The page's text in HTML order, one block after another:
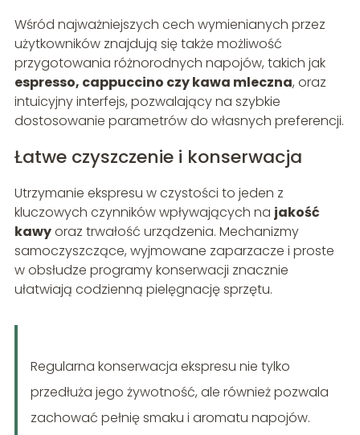
Wśród najważniejszych cech wymienianych przez
użytkowników znajdują się także możliwość
przygotowania różnorodnych napojów, takich jak
espresso, cappuccino czy kawa mleczna, oraz
intuicyjny interfejs, pozwalający na szybkie
dostosowanie parametrów do własnych preferencji.
Łatwe czyszczenie i konserwacja
Utrzymanie ekspresu w czystości to jeden z
kluczowych czynników wpływających na jakość
kawyoraz trwałość urządzenia. Mechanizmy
samoczyszczące, wyjmowane zaparzacze i proste
w obsłudze programy konserwacji znacznie
ułatwiają codzienną pielęgnację sprzętu.
Regularna konserwacja ekspresu nie tylko
przedłuża jego żywotność, ale również pozwala
zachować pełnię smaku i aromatu napojów.